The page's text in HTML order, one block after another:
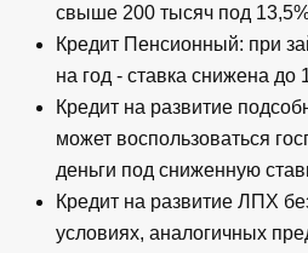
свыше 200 тысяч под
Кредит Пенсионный: при
на год - ставка снижена до
Кредит на развитие
может воспользоваться
деньги под сниженную
Кредит на развитие ЛПХ
условиях, аналогичных